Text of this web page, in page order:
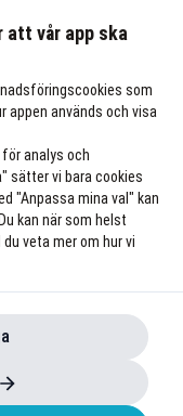
att vår app ska
som
appen används och visa
analys och
sätter vi bara cookies
"Anpassa mina val" kan
kan när som helst
veta mer om hur vi